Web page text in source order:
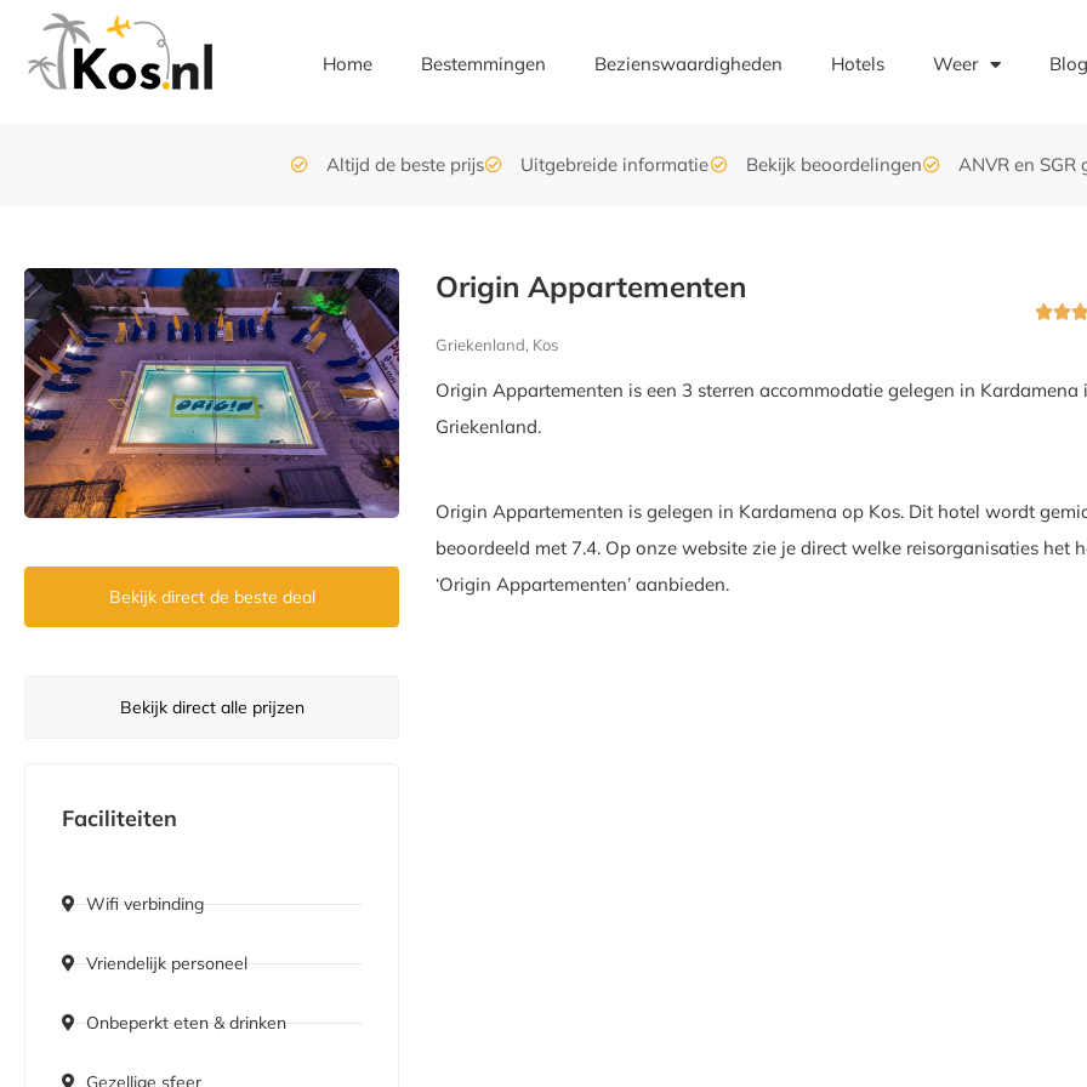
Home Bestemmingen Bezienswaardigheden Hotels Weer
Altijd de beste prijs Uitgebreide informatie Bekijk beoordelingen ANVR en SGR
Bekijk direct de beste deal
Bekijk direct alle prijzen
Faciliteiten
Wifi verbinding
Vriendelijk personeel
Onbeperkt eten & drinken
Gezellige sfeer
Origin Appartementen
Griekenland, Kos

Origin Appartementen is een 3 sterren accommodatie gelegen in Kardamena
Griekenland.
Origin Appartementen is gelegen in Kardamena op Kos. Dit hotel wordt
beoordeeld met 7.4. Op onze website zie je direct welke reisorganisaties het
‘Origin Appartementen’ aanbieden.